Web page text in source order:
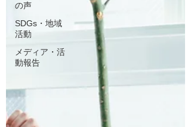
の声
SDGs・地域
活動
メディア・活
動報告